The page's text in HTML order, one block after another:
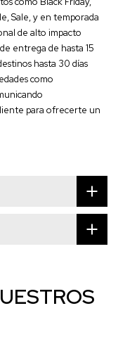
Sale, y en temporada
de alto impacto
entrega de hasta 15
hasta 30 días
como
para ofrecerte un